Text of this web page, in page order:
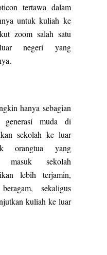
tertawa dalam
untuk kuliah ke
zoom salah satu
negeri yang
hanya sebagian
muda di
sekolah ke luar
orangtua yang
masuk sekolah
lebih terjamin,
sekaligus
kuliah ke luar